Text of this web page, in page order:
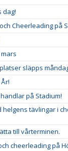
dag!
Cheerleading på
släpps
på Stadium!
helgens tävlingar i
till vårterminen.
cheerleading på